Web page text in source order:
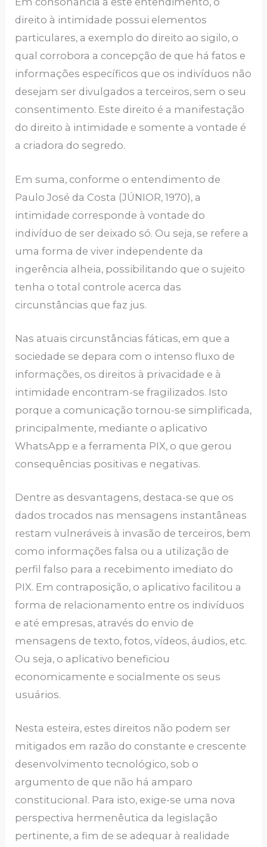
direito à intimidade possui elementos
particulares, a exemplo do direito ao sigilo, o
qual corrobora a concepção de que há fatos e
informações específicos que os indivíduos não
desejam ser divulgados a terceiros, sem o seu
consentimento. Este direito é a manifestação
do direito à intimidade e somente a vontade é
a criadora do segredo.
Em suma, conforme o entendimento de
Paulo José da Costa (JÚNIOR, 1970), a
intimidade corresponde à vontade do
indivíduo de ser deixado só. Ou seja, se refere a
uma forma de viver independente da
ingerência alheia, possibilitando que o sujeito
tenha o total controle acerca das
circunstâncias que faz jus.
Nas atuais circunstâncias fáticas, em que a
sociedade se depara com o intenso fluxo de
informações, os direitos à privacidade e à
intimidade encontram-se fragilizados. Isto
porque a comunicação tornou-se simplificada,
principalmente, mediante o aplicativo
WhatsApp e a ferramenta PIX, o que gerou
consequências positivas e negativas.
Dentre as desvantagens, destaca-se que os
dados trocados nas mensagens instantâneas
restam vulneráveis à invasão de terceiros, bem
como informações falsa ou a utilização de
perfil falso para a recebimento imediato do
PIX. Em contraposição, o aplicativo facilitou a
forma de relacionamento entre os indivíduos
e até empresas, através do envio de
mensagens de texto, fotos, vídeos, áudios, etc.
Ou seja, o aplicativo beneficiou
economicamente e socialmente os seus
usuários.
Nesta esteira, estes direitos não podem ser
mitigados em razão do constante e crescente
desenvolvimento tecnológico, sob o
argumento de que não há amparo
constitucional. Para isto, exige-se uma nova
perspectiva hermenêutica da legislação
pertinente, a fim de se adequar à realidade